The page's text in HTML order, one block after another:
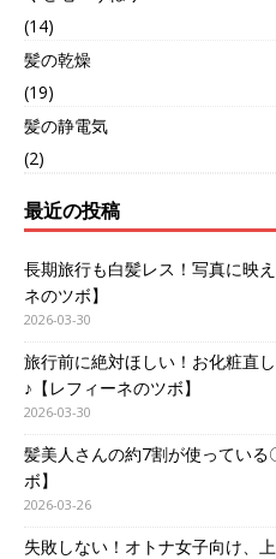
(14)
髪の乾燥
(19)
髪の静電気
(2)
最近の投稿
長期旅行も白髪レス！写真に映
ネのツボ】
2026-03-30
旅行前に絶対ほしい！お化粧直
♪【レフィーネのツボ】
2026-03-30
髪美人さんの約7割が使ってい
ボ】
2026-03-26
失敗しない！オトナ女子向け、